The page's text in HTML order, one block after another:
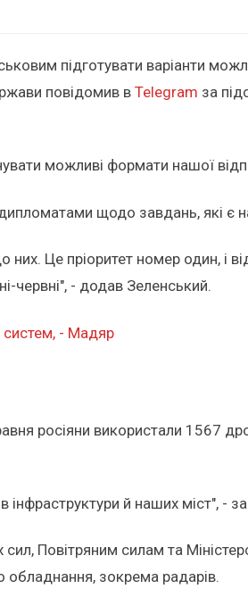
підготувати варіанти
повідомив в Telegram за
можливі формати нашої
щодо завдань, які є
них. Це пріоритет номер один, і
червні", - додав Зеленський.
систем, - Мадяр
росіяни використали 1567
інфраструктури й наших міст", -
Повітряним силам та
обладнання, зокрема радарів.